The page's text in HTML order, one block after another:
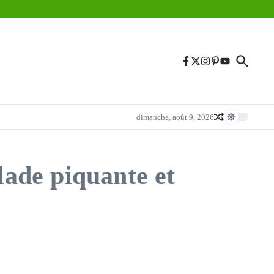
dimanche, août 9, 2026
piquante et